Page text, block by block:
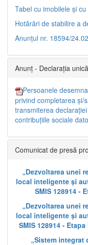
Tabel cu imobilele și
Hotărâri de stabilire a
Anunțul nr. 18594/
Anunț - Declarația
Persoanele
privind completarea și/
transmiterea
contribuțiile sociale
Comunicat de presă
„Dezvoltarea unei
local inteligente și
SMIS 128914 -
„Dezvoltarea unei
local inteligente și
SMIS 128914 -
„Sistem integrat